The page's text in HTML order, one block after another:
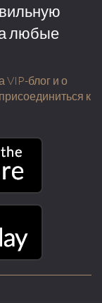
любые
VIP-блог и о
к